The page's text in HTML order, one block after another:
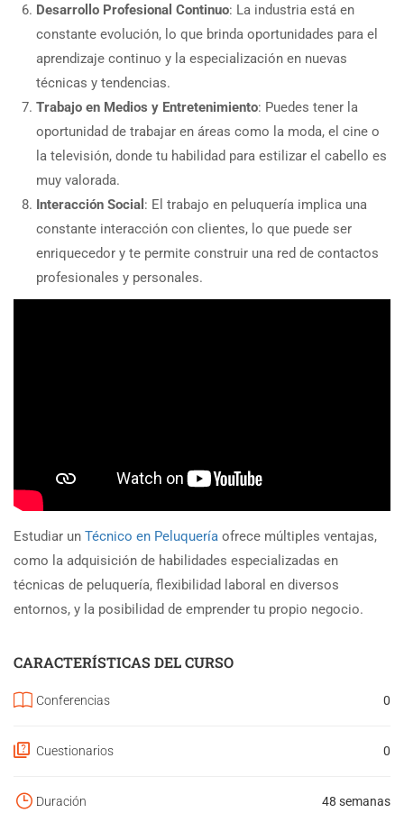
Desarrollo Profesional Continuo: La industria está en
constante evolución, lo que brinda oportunidades para el
aprendizaje continuo y la especialización en nuevas
técnicas y tendencias.
Trabajo en Medios y Entretenimiento: Puedes tener la
oportunidad de trabajar en áreas como la moda, el cine o
la televisión, donde tu habilidad para estilizar el cabello es
muy valorada.
Interacción Social : El trabajo en peluquería implica una
constante interacción con clientes, lo que puede ser
enriquecedor y te permite construir una red de contactos
profesionales y personales.
Estudiar un Técnico en Peluquería ofrece múltiples ventajas,
como la adquisición de habilidades especializadas en
técnicas de peluquería, flexibilidad laboral en diversos
entornos, y la posibilidad de emprender tu propio negocio.
CARACTERÍSTICAS DEL CURSO
Conferencias 0
Cuestionarios 0
Duración 48 semanas